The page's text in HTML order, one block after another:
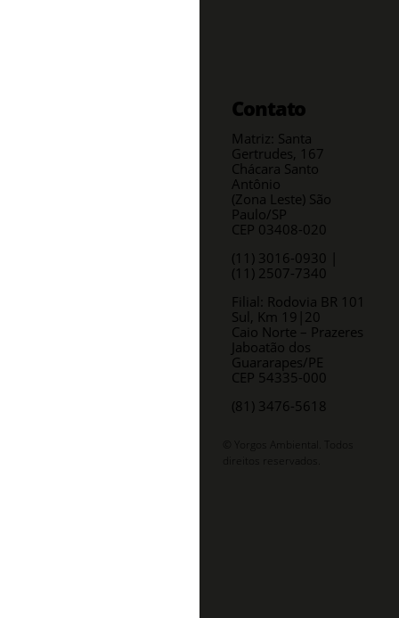
Contato
Matriz: Santa
Gertrudes, 167
Chácara Santo
Antônio
(Zona Leste) São
Paulo/SP
CEP 03408-020
(11) 3016-0930​ |
(11) 2507-7340
Filial: Rodovia BR 101
Sul, Km 19|20
Caio Norte – Prazeres
Jaboatão dos
Guararapes/PE
CEP 54335-000
(81) 3476-5618
© Yorgos Ambiental. Todos
direitos reservados.